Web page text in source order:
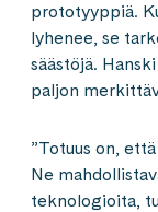
prototyyppiä.
lyhenee, se
säästöjä.
paljon
”Totuus on,
Ne
teknologioita,